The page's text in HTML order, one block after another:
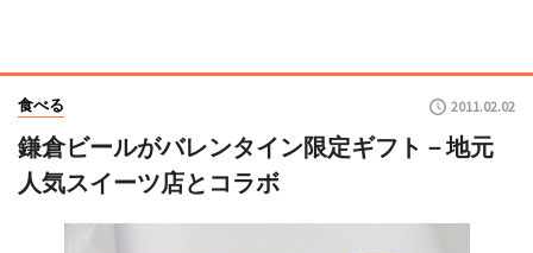
食べる 2011.02.02
鎌倉ビールがバレンタイン限定ギフト－地元
人気スイーツ店とコラボ